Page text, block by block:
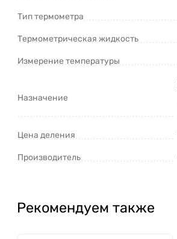
Тип термометра
Термометрическая жидкость
Измерение температуры
Назначение
Цена деления
Производитель
Рекомендуем также